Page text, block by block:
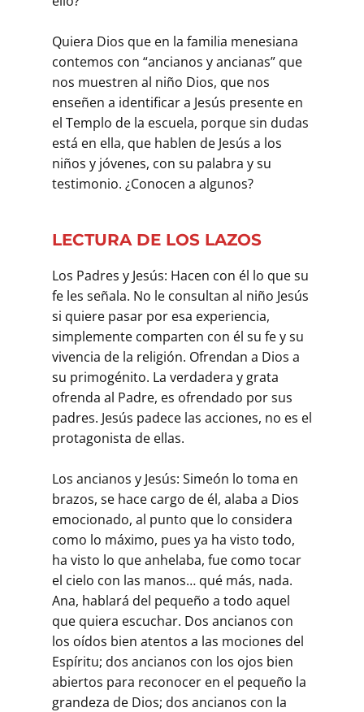
Quiera Dios que en la familia menesiana
contemos con “ancianos y ancianas” que
nos muestren al niño Dios, que nos
enseñen a identificar a Jesús presente en
el Templo de la escuela, porque sin dudas
está en ella, que hablen de Jesús a los
niños y jóvenes, con su palabra y su
testimonio. ¿Conocen a algunos?
LECTURA DE LOS LAZOS
Los Padres y Jesús: Hacen con él lo que su
fe les señala. No le consultan al niño Jesús
si quiere pasar por esa experiencia,
simplemente comparten con él su fe y su
vivencia de la religión. Ofrendan a Dios a
su primogénito. La verdadera y grata
ofrenda al Padre, es ofrendado por sus
padres. Jesús padece las acciones, no es el
protagonista de ellas.
Los ancianos y Jesús: Simeón lo toma en
brazos, se hace cargo de él, alaba a Dios
emocionado, al punto que lo considera
como lo máximo, pues ya ha visto todo,
ha visto lo que anhelaba, fue como tocar
el cielo con las manos… qué más, nada.
Ana, hablará del pequeño a todo aquel
que quiera escuchar. Dos ancianos con
los oídos bien atentos a las mociones del
Espíritu; dos ancianos con los ojos bien
abiertos para reconocer en el pequeño la
grandeza de Dios; dos ancianos con la